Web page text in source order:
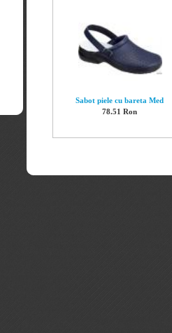
Sabot piele cu bareta Med
78.51 Ron